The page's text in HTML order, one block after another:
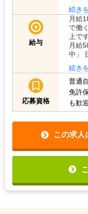
続き
給与
月給
で働
上で
月給
中」
続き
応募資格
普通
免許
も歓
この求人